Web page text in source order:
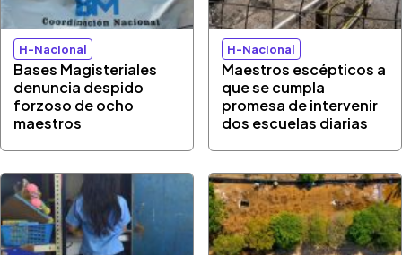
H-Nacional
Bases Magisteriales
denuncia despido
forzoso de ocho
maestros
H-Nacional
Maestros escépticos a
que se cumpla
promesa de intervenir
dos escuelas diarias